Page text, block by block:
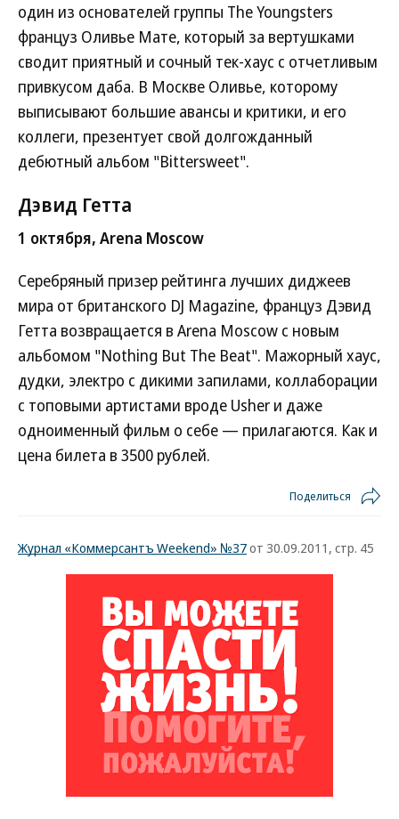
один из основателей группы The Youngsters
француз Оливье Мате, который за вертушками
сводит приятный и сочный тек-хаус с отчетливым
привкусом даба. В Москве Оливье, которому
выписывают большие авансы и критики, и его
коллеги, презентует свой долгожданный
дебютный альбом "Bittersweet".
Дэвид Гетта
1 октября, Arena Moscow
Серебряный призер рейтинга лучших диджеев
мира от британского DJ Magazine, француз Дэвид
Гетта возвращается в Arena Moscow с новым
альбомом "Nothing But The Beat". Мажорный хаус,
дудки, электро с дикими запилами, коллаборации
с топовыми артистами вроде Usher и даже
одноименный фильм о себе — прилагаются. Как и
цена билета в 3500 рублей.
Поделиться
Журнал «Коммерсантъ Weekend» №37от 30.09.2011, стр. 45